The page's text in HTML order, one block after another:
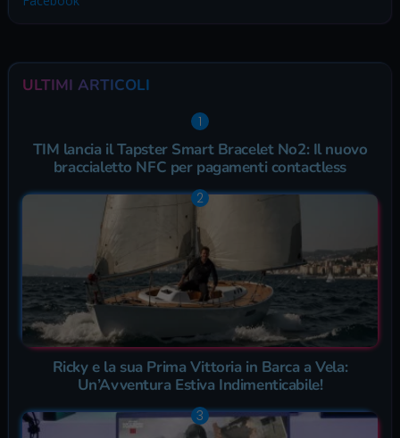
ULTIMI ARTICOLI
TIM lancia il Tapster Smart Bracelet No2: Il nuovo
braccialetto NFC per pagamenti contactless
Ricky e la sua Prima Vittoria in Barca a Vela:
Un’Avventura Estiva Indimenticabile!